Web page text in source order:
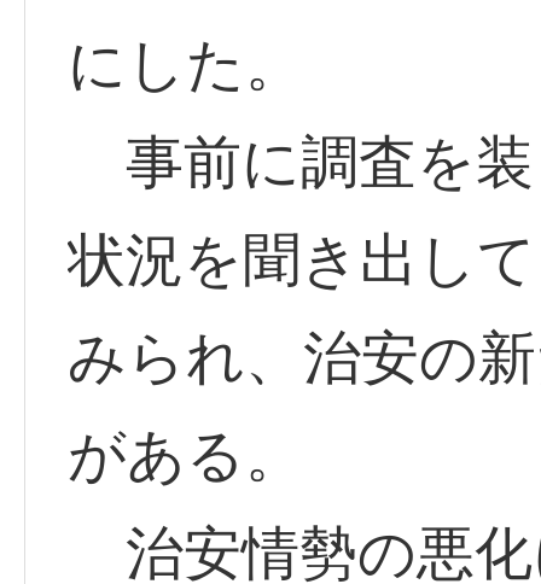
にした。
事前に調査を
状況を聞き出し
みられ、治安の
がある。
治安情勢の悪